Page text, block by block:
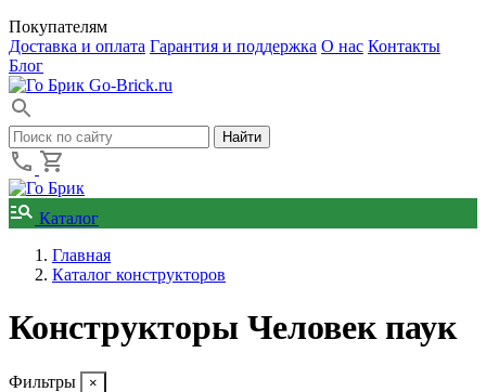
Покупателям
Доставка и оплата Гарантия и поддержка О нас Контакты
Блог
Go-Brick.ru
Каталог
Главная
Каталог конструкторов
Конструкторы Человек паук
Фильтры